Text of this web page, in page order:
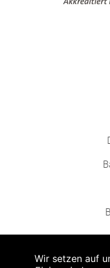
Wir setzen auf